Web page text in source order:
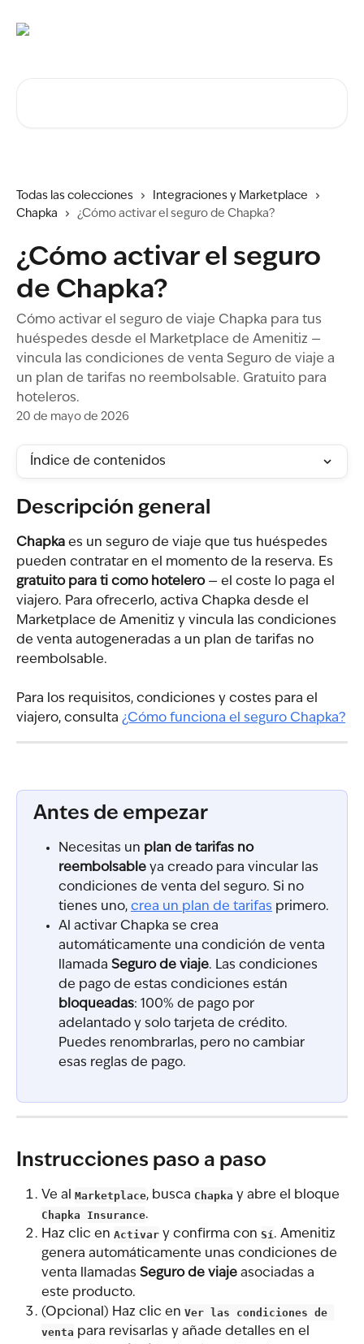
Todas las colecciones
Integraciones y Marketplace
Chapka
¿Cómo activar el seguro de Chapka?
¿Cómo activar el seguro
de Chapka?
Cómo activar el seguro de viaje Chapka para tus
huéspedes desde el Marketplace de Amenitiz —
vincula las condiciones de venta Seguro de viaje a
un plan de tarifas no reembolsable. Gratuito para
hoteleros.
20 de mayo de 2026
Índice de contenidos
Descripción general
Chapka es un seguro de viaje que tus huéspedes
pueden contratar en el momento de la reserva. Es
gratuito para ti como hotelero — el coste lo paga el
viajero. Para ofrecerlo, activa Chapka desde el
Marketplace de Amenitiz y vincula las condiciones
de venta autogeneradas a un plan de tarifas no
reembolsable.
Para los requisitos, condiciones y costes para el
viajero, consulta ¿Cómo funciona el seguro Chapka?
Antes de empezar
Necesitas un plan de tarifas no
reembolsable ya creado para vincular las
condiciones de venta del seguro. Si no
tienes uno, crea un plan de tarifas primero.
Al activar Chapka se crea
automáticamente una condición de venta
llamada Seguro de viaje. Las condiciones
de pago de estas condiciones están
bloqueadas: 100% de pago por
adelantado y solo tarjeta de crédito.
Puedes renombrarlas, pero no cambiar
esas reglas de pago.
Instrucciones paso a paso
Ve al Marketplace, busca Chapka y abre el bloque
Chapka Insurance.
Haz clic en Activar y confirma con Sí. Amenitiz
genera automáticamente unas condiciones de
venta llamadas Seguro de viaje asociadas a
este producto.
(Opcional) Haz clic en Ver las condiciones de
venta para revisarlas y añade detalles en el